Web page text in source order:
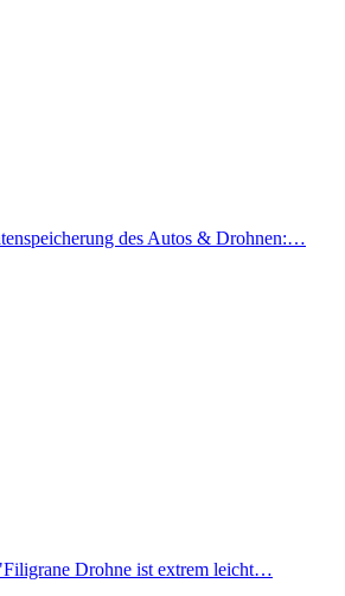
des Autos & Drohnen:…
Drohne ist extrem leicht…